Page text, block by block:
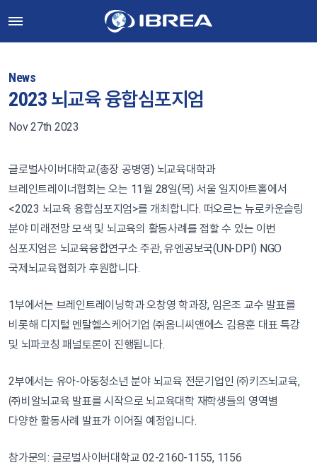
News
2023 뇌교육 융합심포지엄
Nov 27th 2023
글로벌사이버대학교(총장 공병영) 뇌교육대학과
브레인트레이너협회는 오는 11월 28일(목) 서울 일지아트홀에서
<2023 뇌교육 융합심포지엄>를 개최합니다. 떠오르는 뉴로카운슬링
분야 미래전망 모색 및 뇌교육의 활동사례를 접할 수 있는 이번
심포지엄은 뇌교육융합연구소 주관, 유엔공보국(UN-DPI) NGO
국제뇌교육협회가 후원합니다.
1부에서는 브레인트레이닝학과 오창영 학과장, 임은조 교수 발표를
비롯해 디지털 멘탈헬스케어기업 ㈜옴니씨앤에스 김용훈 대표 특강
및 뇌파코칭 패널토론이 진행됩니다.
2부에서는 유아-아동청소년 분야 뇌교육 전문기업인 ㈜키즈뇌교육,
㈜비알뇌교육 발표를 시작으로 뇌교육대학 재학생들의 영역별
다양한 활동사례 발표가 이어질 예정입니다.
참가문의: 글로벌사이버대학교 02-2160-1155, 1156